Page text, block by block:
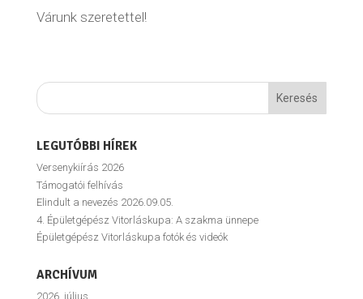
Várunk szeretettel!
LEGUTÓBBI HÍREK
Versenykiírás 2026
Támogatói felhívás
Elindult a nevezés 2026.09.05.
4. Épületgépész Vitorláskupa: A szakma ünnepe
Épületgépész Vitorláskupa fotók és videók
ARCHÍVUM
2026. július